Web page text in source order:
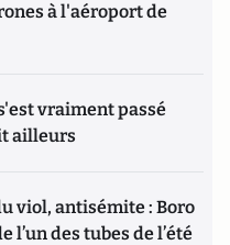
à l'aéroport de
vraiment passé
ailleurs
viol, antisémite : Boro
l’un des tubes de l’été